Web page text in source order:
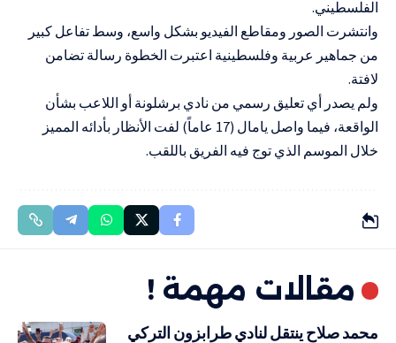
الفلسطيني.
وانتشرت الصور ومقاطع الفيديو بشكل واسع، وسط تفاعل كبير
من جماهير عربية وفلسطينية اعتبرت الخطوة رسالة تضامن
لافتة.
ولم يصدر أي تعليق رسمي من نادي برشلونة أو اللاعب بشأن
الواقعة، فيما واصل يامال (17 عاماً) لفت الأنظار بأدائه المميز
خلال الموسم الذي توج فيه الفريق باللقب.
مقالات مهمة !
محمد صلاح ينتقل لنادي طرابزون التركي